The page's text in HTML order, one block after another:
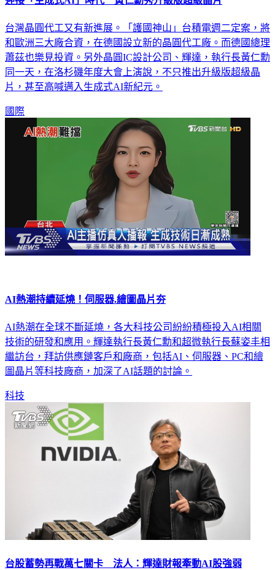
台灣晶圓代工又有新進展。「護國神山」台積電週二定案，將
和歐洲三大廠合資，在德國設立新的晶圓代工廠。而德國總理
蕭茲也樂見投資。另外晶圓IC設計公司、輝達，執行長黃仁勳
同一天，在洛杉磯年度大會上演說，不只推出升級版超級晶
片，甚至高喊邁入生成式AI新紀元。
國際
AI熱潮持續延燒！伺服器.繪圖晶片夯
AI熱潮在全球不斷延燒，各大科技公司紛紛積極投入AI相關
技術的研發和應用。輝達執行長黃仁勳和超微執行長蘇姿丰相
繼訪台，拜訪供應鏈客戶和廠商，包括AI、伺服器、PC和繪
圖晶片等科技廠商，加深了AI話題的討論。
科技
台股蓄勢再戰萬七關卡 法人：輝達財報牽動AI股強弱